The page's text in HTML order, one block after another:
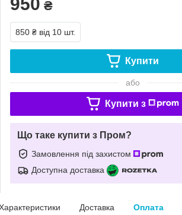
₴
850 ₴ від 10 шт.
Купити
або
Купити з
Що таке купити з Пром?
Замовлення під захистом
Доступна доставка
Доставка Оплата